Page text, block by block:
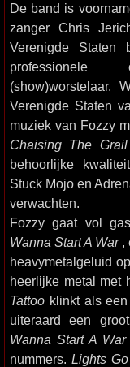
De band is
zanger Chris
Verenigde Staten
(show)worstelaar.
Verenigde Staten
muziek van Fozzy
Chaising The Grail
behoorlijke
Stuck Mojo en
verwachten.
Fozzy gaat vol
Wanna Start A War ,
heavymetalgeluid
heerlijke metal met
Tattoo klinkt als
uiteraard een
Wanna Start A War
nummers. Lights